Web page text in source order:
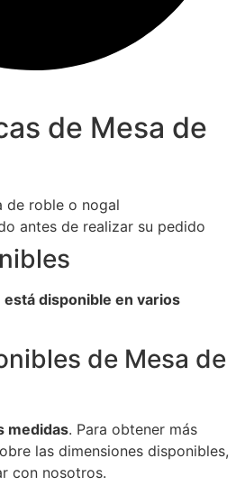
de Mesa de
de roble o nogal
antes de realizar su pedido
disponible en varios
de Mesa de
medidas. Para obtener más
las dimensiones disponibles,
con nosotros.